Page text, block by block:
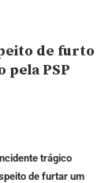
de furto
pela PSP
trágico
de furtar um